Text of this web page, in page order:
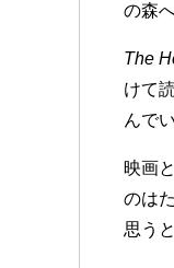
の森
The
けて
んで
映画
のは
思う